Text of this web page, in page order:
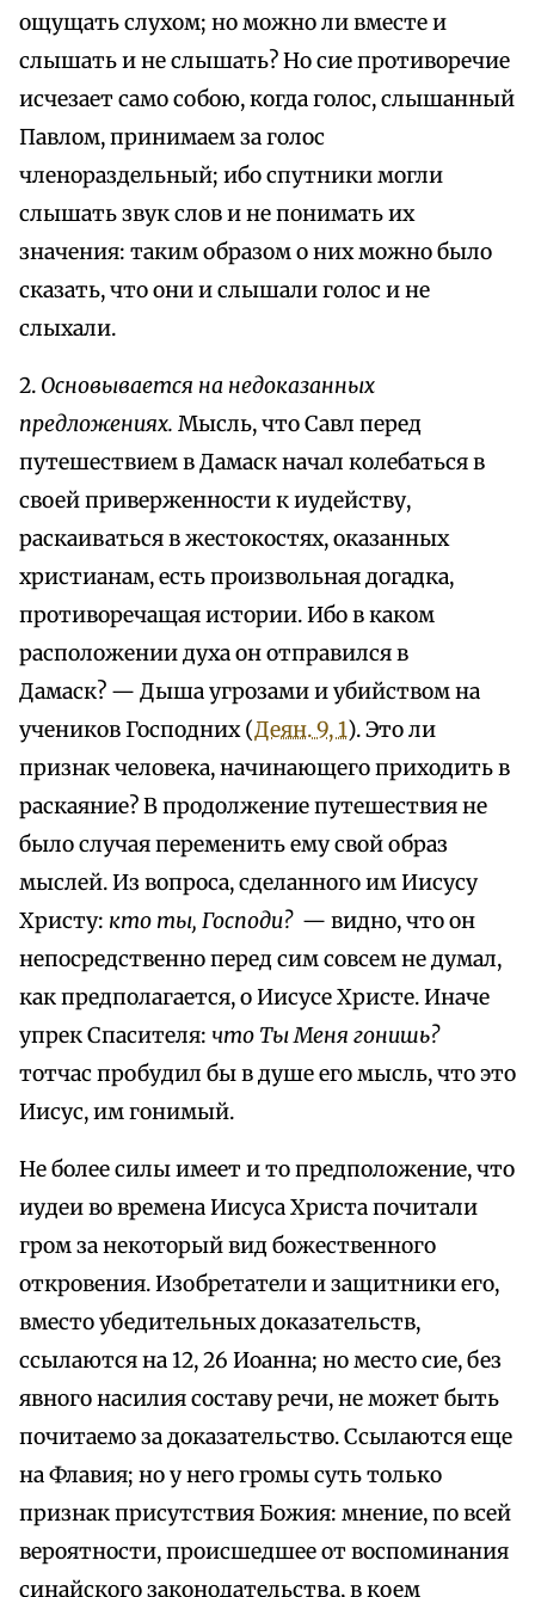
ощущать слухом; но можно ли вместе и
слышать и не слышать? Но сие противоречие
исчезает само собою, когда голос, слышанный
Павлом, принимаем за голос
членораздельный; ибо спутники могли
слышать звук слов и не понимать их
значения: таким образом о них можно было
сказать, что они и слышали голос и не
слыхали.
2. Основывается на недоказанных
предложениях. Мысль, что Савл перед
путешествием в Дамаск начал колебаться в
своей приверженности к иудейству,
раскаиваться в жестокостях, оказанных
христианам, есть произвольная догадка,
противоречащая истории. Ибо в каком
расположении духа он отправился в
Дамаск? — Дыша угрозами и убийством на
учеников Господних (Деян. 9, 1). Это ли
признак человека, начинающего приходить в
раскаяние? В продолжение путешествия не
было случая переменить ему свой образ
мыслей. Из вопроса, сделанного им Иисусу
Христу: кто ты, Господи? — видно, что он
непосредственно перед сим совсем не думал,
как предполагается, о Иисусе Христе. Иначе
упрек Спасителя: что Ты Меня гонишь?
тотчас пробудил бы в душе его мысль, что это
Иисус, им гонимый.
Не более силы имеет и то предположение, что
иудеи во времена Иисуса Христа почитали
гром за некоторый вид божественного
откровения. Изобретатели и защитники его,
вместо убедительных доказательств,
ссылаются на 12, 26 Иоанна; но место сие, без
явного насилия составу речи, не может быть
почитаемо за доказательство. Ссылаются еще
на Флавия; но у него громы суть только
признак присутствия Божия: мнение, по всей
вероятности, происшедшее от воспоминания
синайского законодательства, в коем